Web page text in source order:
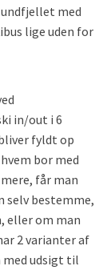
med
lige uden for
in/out i 6
fyldt op
bor med
får man
selv bestemme,
eller om man
2 varianter af
med udsigt til